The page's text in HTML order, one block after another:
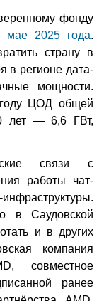
фонду
мае 2025 года.
страну в
в регионе дата-
мощности.
ЦОД общей
лет — 6,6 ГВт,
связи с
работы чат-
в Саудовской
и в других
компания
совместное
ранее